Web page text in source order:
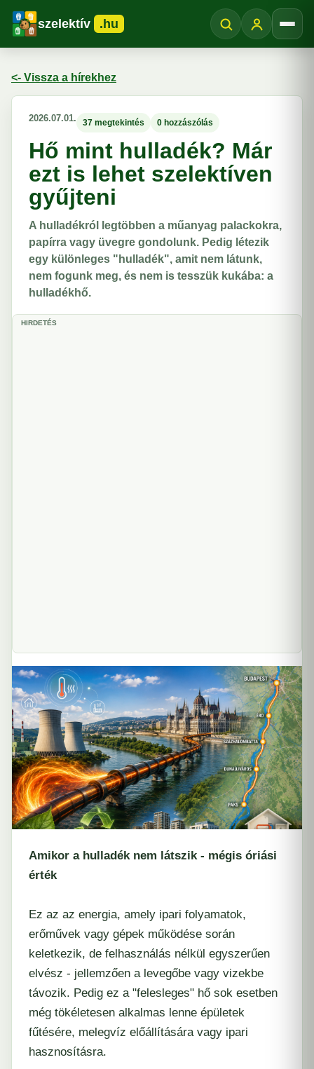
szelektív .hu
<- Vissza a hírekhez
2026.07.01. 37 megtekintés 0 hozzászólás
Hő mint hulladék? Már
ezt is lehet szelektíven
gyűjteni
A hulladékról legtöbben a műanyag palackokra,
papírra vagy üvegre gondolunk. Pedig létezik
egy különleges "hulladék", amit nem látunk,
nem fogunk meg, és nem is tesszük kukába: a
hulladékhő.
HIRDETÉS
Amikor a hulladék nem látszik - mégis óriási
érték
Ez az az energia, amely ipari folyamatok,
erőművek vagy gépek működése során
keletkezik, de felhasználás nélkül egyszerűen
elvész - jellemzően a levegőbe vagy vizekbe
távozik. Pedig ez a "felesleges" hő sok esetben
még tökéletesen alkalmas lenne épületek
fűtésére, melegvíz előállítására vagy ipari
hasznosításra.